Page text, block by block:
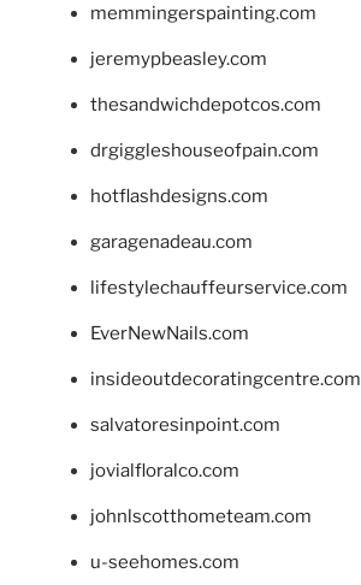
memmingerspainting.com
jeremypbeasley.com
thesandwichdepotcos.com
drgiggleshouseofpain.com
hotflashdesigns.com
garagenadeau.com
lifestylechauffeurservice.com
EverNewNails.com
insideoutdecoratingcentre.com
salvatoresinpoint.com
jovialfloralco.com
johnlscotthometeam.com
u-seehomes.com